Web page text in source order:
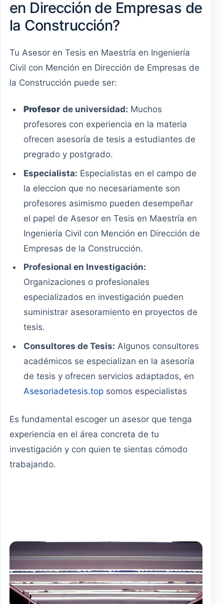
en Dirección de Empresas de
la Construcción?
Tu Asesor en Tesis en Maestría en Ingeniería
Civil con Mención en Dirección de Empresas de
la Construcción puede ser:
Profesor de universidad: Muchos
profesores con experiencia en la materia
ofrecen asesoría de tesis a estudiantes de
pregrado y postgrado.
Especialista: Especialistas en el campo de
la eleccion que no necesariamente son
profesores asimismo pueden desempeñar
el papel de Asesor en Tesis en Maestría en
Ingeniería Civil con Mención en Dirección de
Empresas de la Construcción.
Profesional en Investigación:
Organizaciones o profesionales
especializados en investigación pueden
suministrar asesoramiento en proyectos de
tesis.
Consultores de Tesis: Algunos consultores
académicos se especializan en la asesoría
de tesis y ofrecen servicios adaptados, en
Asesoriadetesis.top somos especialistas
Es fundamental escoger un asesor que tenga
experiencia en el área concreta de tu
investigación y con quien te sientas cómodo
trabajando.